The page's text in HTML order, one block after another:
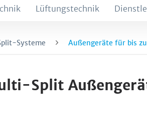
Lüftungstechnik
Systeme Außengeräte für bis
Split